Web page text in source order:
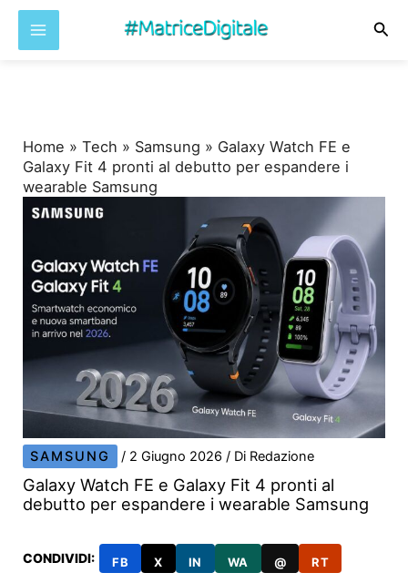
Home »Tech » Samsung » Galaxy Watch FE e
Galaxy Fit 4 pronti al debutto per espandere i
wearable Samsung
SAMSUNG / 2 Giugno 2026/ Di Redazione
Galaxy Watch FE e Galaxy Fit 4 pronti al
debutto per espandere i wearable Samsung
CONDIVIDI: FB X IN WA @ RT